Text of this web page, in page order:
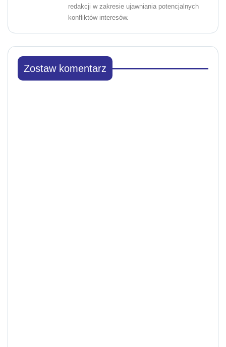
redakcji w zakresie ujawniania potencjalnych
konfliktów interesów.
Zostaw komentarz